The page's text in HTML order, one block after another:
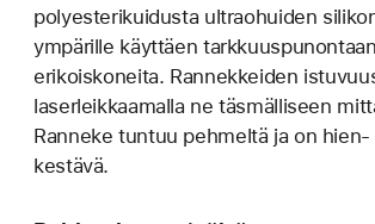
poly­esteri­kuidusta ultraohuiden
ympärille käyttäen
erikoiskoneita. Rannekkeiden
laser­leikkaamalla ne täsmälliseen
Ranneke tuntuu pehmeltä ja on
kestävä.